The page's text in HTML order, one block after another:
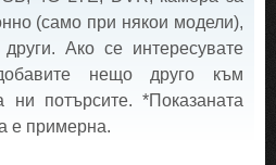
(само при някои модели),
Ако се интересувате
нещо друго към
ни потърсите. *Показаната
е примерна.